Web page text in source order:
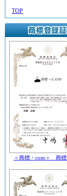
TOP
＜商標・com＞ 商標